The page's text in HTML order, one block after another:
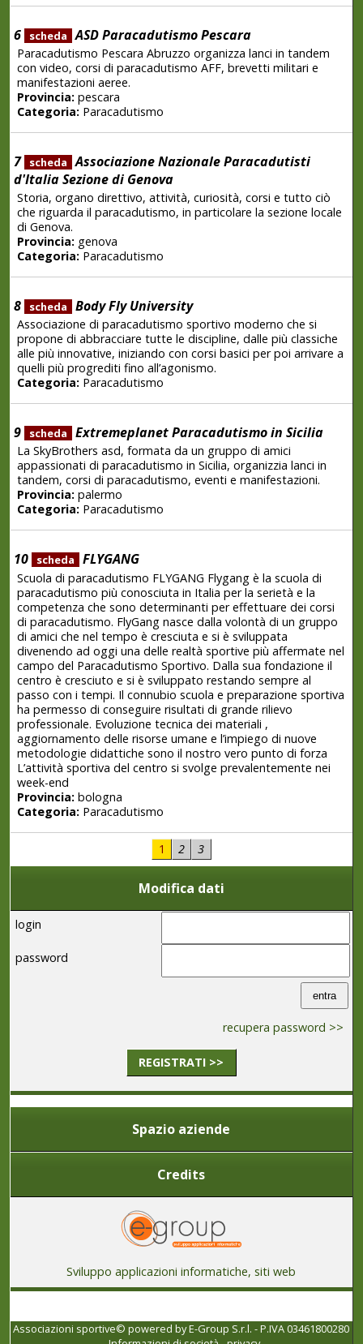
6 scheda ASD Paracadutismo Pescara
Paracadutismo Pescara Abruzzo organizza lanci in tandem
con video, corsi di paracadutismo AFF, brevetti militari e
manifestazioni aeree.
Provincia:pescara
Categoria:Paracadutismo
7 scheda Associazione Nazionale Paracadutisti
d'Italia Sezione di Genova
Storia, organo direttivo, attività, curiosità, corsi e tutto ciò
che riguarda il paracadutismo, in particolare la sezione locale
di Genova.
Provincia:genova
Categoria:Paracadutismo
8 scheda Body Fly University
Associazione di paracadutismo sportivo moderno che si
propone di abbracciare tutte le discipline, dalle più classiche
alle più innovative, iniziando con corsi basici per poi arrivare a
quelli più progrediti fino all’agonismo.
Categoria:Paracadutismo
9 scheda Extremeplanet Paracadutismo in Sicilia
La SkyBrothers asd, formata da un gruppo di amici
appassionati di paracadutismo in Sicilia, organizzia lanci in
tandem, corsi di paracadutismo, eventi e manifestazioni.
Provincia:palermo
Categoria:Paracadutismo
10 scheda FLYGANG
Scuola di paracadutismo FLYGANG Flygang è la scuola di
paracadutismo più conosciuta in Italia per la serietà e la
competenza che sono determinanti per effettuare dei corsi
di paracadutismo. FlyGang nasce dalla volontà di un gruppo
di amici che nel tempo è cresciuta e si è sviluppata
divenendo ad oggi una delle realtà sportive più affermate nel
campo del Paracadutismo Sportivo. Dalla sua fondazione il
centro è cresciuto e si è sviluppato restando sempre al
passo con i tempi. Il connubio scuola e preparazione sportiva
ha permesso di conseguire risultati di grande rilievo
professionale. Evoluzione tecnica dei materiali ,
aggiornamento delle risorse umane e l’impiego di nuove
metodologie didattiche sono il nostro vero punto di forza
L’attività sportiva del centro si svolge prevalentemente nei
week-end
Provincia:bologna
Categoria:Paracadutismo
1 2 3
Modifica dati
login
password
recupera password >>
REGISTRATI >>
Spazio aziende
Credits
Sviluppo applicazioni informatiche, siti web
Associazioni sportive© powered byE-Group S.r.l. - P.IVA 03461800280